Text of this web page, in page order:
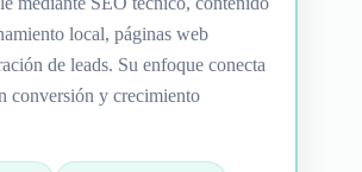
local, páginas web
de leads. Su enfoque conecta
conversión y crecimiento